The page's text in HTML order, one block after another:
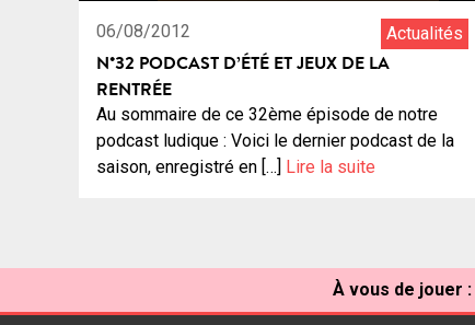
06/08/2012 Actualités
N°32 PODCAST D’ÉTÉ ET JEUX DE LA
RENTRÉE
Au sommaire de ce 32ème épisode de notre
podcast ludique : Voici le dernier podcast de la
saison, enregistré en […] Lire la suite
À vous de jouer :